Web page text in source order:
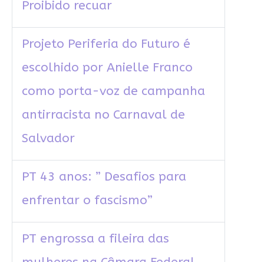
Proibido recuar
Projeto Periferia do Futuro é
escolhido por Anielle Franco
como porta-voz de campanha
antirracista no Carnaval de
Salvador
PT 43 anos: ” Desafios para
enfrentar o fascismo”
PT engrossa a fileira das